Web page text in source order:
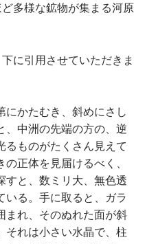
多様な鉱物が集まる河原
に引用させていただきま
かたむき、斜めにさし
、中洲の先端の方の、逆
るものがたくさん見えて
正体を見届けるべく、
すと、数ミリ大、無色透
いる。手に取ると、ガラ
まれ、そのぬれた面が斜
それは小さい水晶で、柱